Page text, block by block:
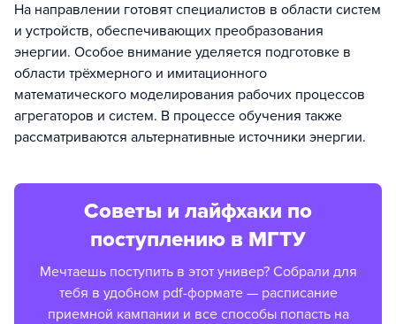
На направлении готовят специалистов в области систем
и устройств, обеспечивающих преобразования
энергии. Особое внимание уделяется подготовке в
области трёхмерного и имитационного
математического моделирования рабочих процессов
агрегаторов и систем. В процессе обучения также
рассматриваются альтернативные источники энергии.
Советы и лайфхаки по
поступлению в МГТУ
Мечтаешь поступить в этот универ? Собрали для
тебя в удобном pdf-формате — расписание
приемной кампании и все способы попасть на